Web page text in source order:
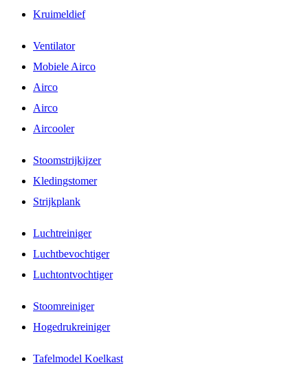
Kruimeldief
Ventilator
Mobiele Airco
Airco
Airco
Aircooler
Stoomstrijkijzer
Kledingstomer
Strijkplank
Luchtreiniger
Luchtbevochtiger
Luchtontvochtiger
Stoomreiniger
Hogedrukreiniger
Tafelmodel Koelkast